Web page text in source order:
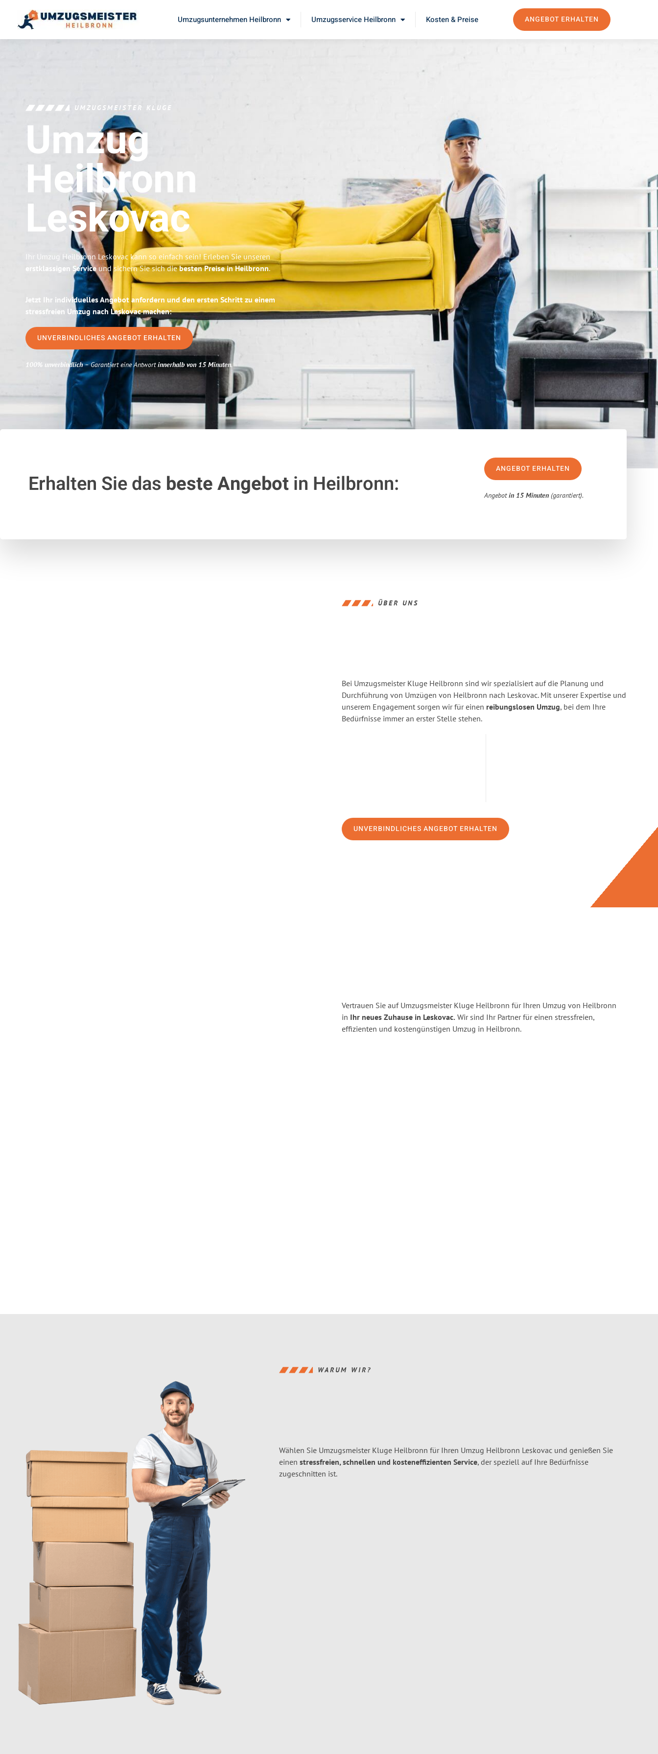
Umzugsunternehmen Heilbronn Umzugsservice Heilbronn Kosten & Preise ANGEBOT ERHALTEN
UMZUGSMEISTER KLUGE
Umzug
Heilbronn
Leskovac
Ihr Umzug Heilbronn Leskovac kann so einfach sein! Erleben Sie unseren
erstklassigen Serviceund sichern Sie sich diebesten Preise in Heilbronn.
Jetzt Ihr individuelles Angebot anfordern und den ersten Schritt zu einem
stressfreien Umzug nach Leskovac machen:
UNVERBINDLICHES ANGEBOT ERHALTEN
100% unverbindlich– Garantiert eine Antwortinnerhalb von 15 Minuten.
Erhalten Sie das beste Angebotin Heilbronn:
ANGEBOT ERHALTEN
Angebotin 15 Minuten (garantiert).
ÜBER UNS
Bei Umzugsmeister Kluge Heilbronn sind wir spezialisiert auf die Planung und
Durchführung von Umzügen von Heilbronn nach Leskovac. Mit unserer Expertise und
unserem Engagement sorgen wir für einen reibungslosen Umzug, bei dem Ihre
Bedürfnisse immer an erster Stelle stehen.
UNVERBINDLICHES ANGEBOT ERHALTEN
Vertrauen Sie auf Umzugsmeister Kluge Heilbronn für Ihren Umzug von Heilbronn
in Ihr neues Zuhause in Leskovac. Wir sind Ihr Partner für einen stressfreien,
effizienten und kostengünstigen Umzug in Heilbronn.
WARUM WIR?
Wählen Sie Umzugsmeister Kluge Heilbronn für Ihren Umzug Heilbronn Leskovac und genießen Sie
einen stressfreien, schnellen und kosteneffizienten Service, der speziell auf Ihre Bedürfnisse
zugeschnitten ist.